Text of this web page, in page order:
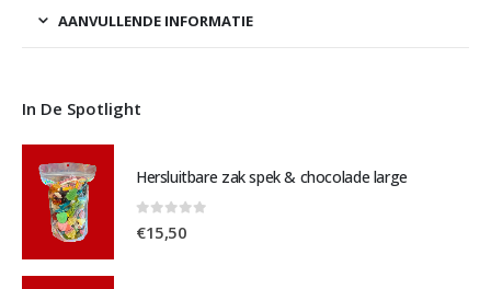
AANVULLENDE INFORMATIE
In De Spotlight
Hersluitbare zak spek & chocolade large
€15,50